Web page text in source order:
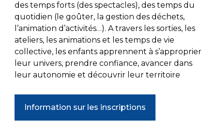
des temps forts (des spectacles), des temps du
quotidien (le goûter, la gestion des déchets,
l’animation d’activités…). A travers les sorties, les
ateliers, les animations et les temps de vie
collective, les enfants apprennent à s’approprier
leur univers, prendre confiance, avancer dans
leur autonomie et découvrir leur territoire
Information sur les inscriptions